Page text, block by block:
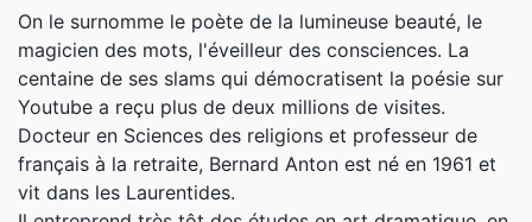
On le surnomme le poète de la lumineuse beauté, le
magicien des mots, l'éveilleur des consciences. La
centaine de ses slams qui démocratisent la poésie sur
Youtube a reçu plus de deux millions de visites.
Docteur en Sciences des religions et professeur de
français à la retraite, Bernard Anton est né en 1961 et
vit dans les Laurentides.